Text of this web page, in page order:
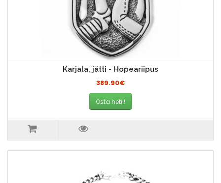
Karjala, jätti - Hopeariipus
389.90€
Osta heti !